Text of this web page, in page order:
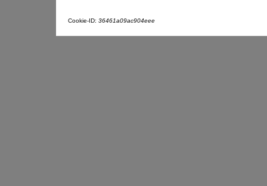
Cookie-ID: 36461a09ac904eee